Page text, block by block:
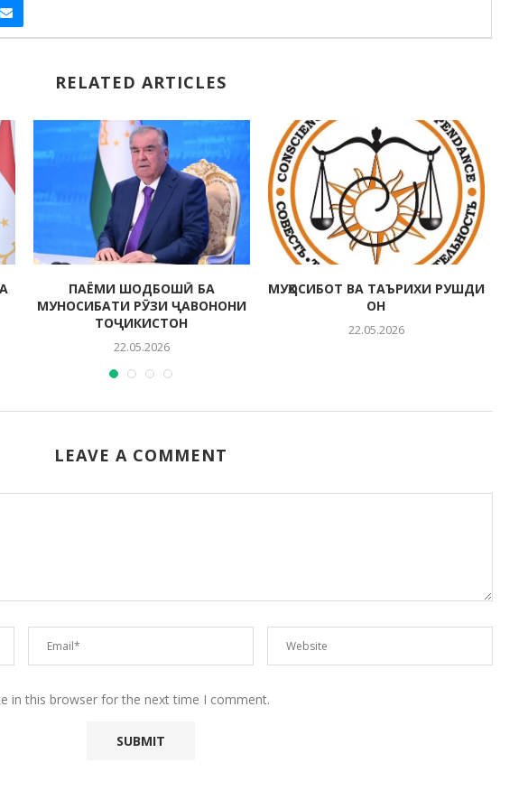
RELATED ARTICLES
ПАЁМИ ШОДБОШӢ БА
МУНОСИБАТИ РӮЗИ ҶАВОНОНИ
ТОҶИКИСТОН
22.05.2026
МУҲОСИБОТ ВА ТАЪРИХИ РУШДИ
ОН
22.05.2026
LEAVE A COMMENT
in this browser for the next time I comment.